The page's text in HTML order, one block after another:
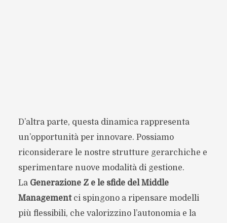
D’altra parte, questa dinamica rappresenta
un’opportunità per innovare. Possiamo
riconsiderare le nostre strutture gerarchiche e
sperimentare nuove modalità di gestione.
La Generazione Z e le sfide del Middle
Managementci spingono a ripensare modelli
più flessibili, che valorizzino l’autonomia e la